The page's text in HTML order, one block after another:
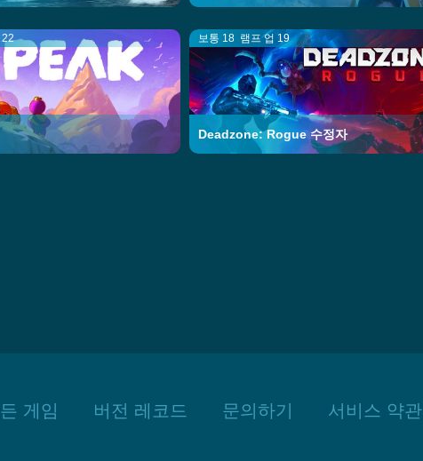
22 보통 18 램프 업 19
Deadzone: Rogue 수정자
게임 버전 레코드 문의하기 서비스 약관